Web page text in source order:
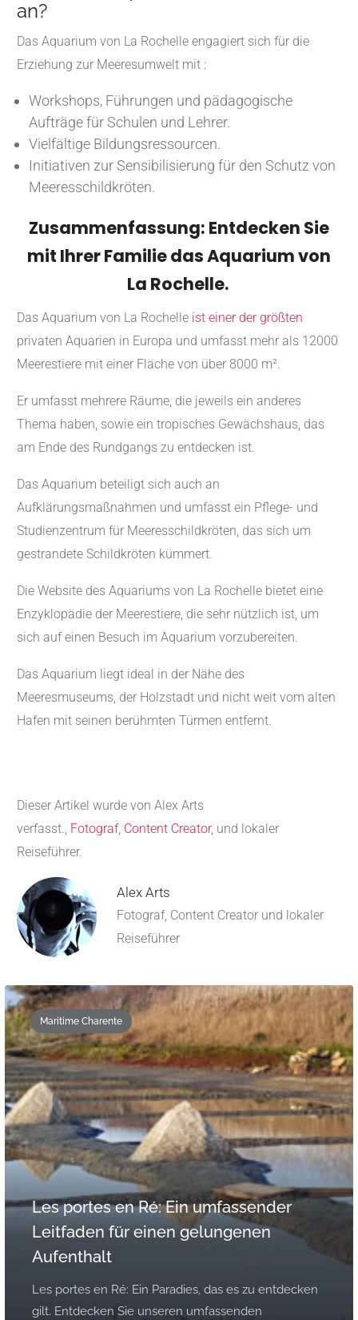
an?
Das Aquarium von La Rochelle engagiert sich für die
Erziehung zur Meeresumwelt mit :
Workshops, Führungen und pädagogische
Aufträge für Schulen und Lehrer.
Vielfältige Bildungsressourcen.
Initiativen zur Sensibilisierung für den Schutz von
Meeresschildkröten.
Zusammenfassung: Entdecken Sie
mit Ihrer Familie das Aquarium von
La Rochelle.
Das Aquarium von La Rochelle ist einer der größten
privaten Aquarien in Europa und umfasst mehr als 12000
Meerestiere mit einer Fläche von über 8000 m².
Er umfasst mehrere Räume, die jeweils ein anderes
Thema haben, sowie ein tropisches Gewächshaus, das
am Ende des Rundgangs zu entdecken ist.
Das Aquarium beteiligt sich auch an
Aufklärungsmaßnahmen und umfasst ein Pflege- und
Studienzentrum für Meeresschildkröten, das sich um
gestrandete Schildkröten kümmert.
Die Website des Aquariums von La Rochelle bietet eine
Enzyklopädie der Meerestiere, die sehr nützlich ist, um
sich auf einen Besuch im Aquarium vorzubereiten.
Das Aquarium liegt ideal in der Nähe des
Meeresmuseums, der Holzstadt und nicht weit vom alten
Hafen mit seinen berühmten Türmen entfernt.
Dieser Artikel wurde von Alex Arts
verfasst., Fotograf, Content Creator, und lokaler
Reiseführer.
Alex Arts
Fotograf, Content Creator und lokaler
Reiseführer
Maritime Charente
Les portes en Ré: Ein umfassender
Leitfaden für einen gelungenen
Aufenthalt
Les portes en Ré: Ein Paradies, das es zu entdecken
gilt. Entdecken Sie unseren umfassenden